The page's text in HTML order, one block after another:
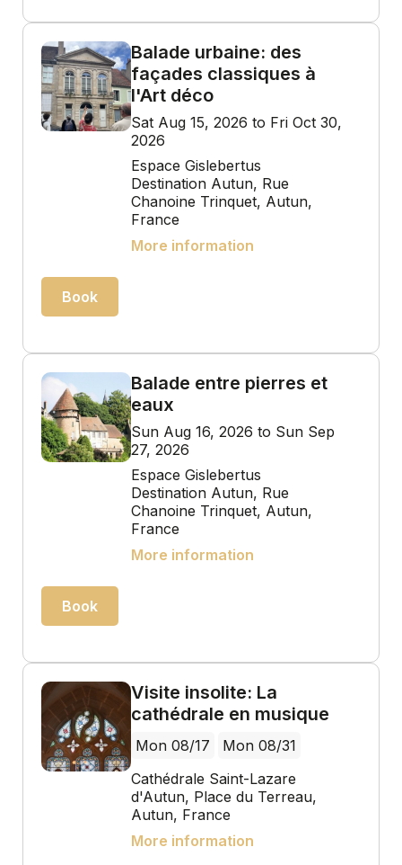
Balade urbaine: des
façades classiques à
l'Art déco
Sat Aug 15, 2026 to Fri Oct 30,
2026
Espace Gislebertus
Destination Autun, Rue
Chanoine Trinquet, Autun,
France
More information
Book
Balade entre pierres et
eaux
Sun Aug 16, 2026 to Sun Sep
27, 2026
Espace Gislebertus
Destination Autun, Rue
Chanoine Trinquet, Autun,
France
More information
Book
Visite insolite: La
cathédrale en musique
Mon 08/17
Mon 08/31
Cathédrale Saint-Lazare
d'Autun, Place du Terreau,
Autun, France
More information